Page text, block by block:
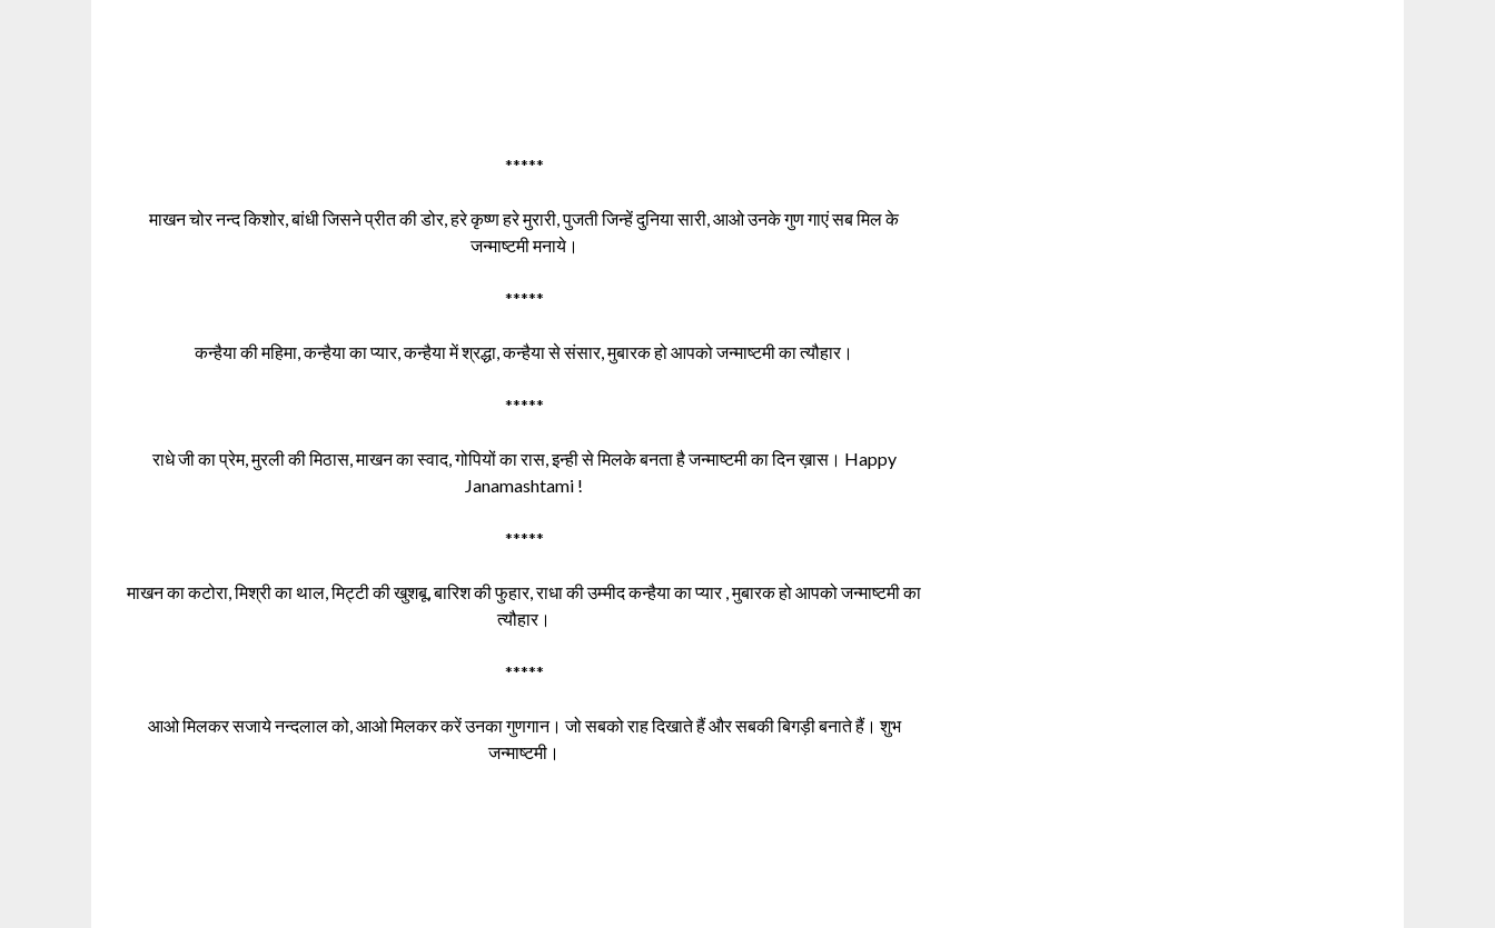
*****
माखन चोर नन्द किशोर, बांधी जिसने प्रीत की डोर, हरे कृष्ण हरे मुरारी, पुजती जिन्हें दुनिया सारी, आओ उनके गुण गाएं सब मिल के
जन्माष्टमी मनाये।
*****
कन्हैया की महिमा, कन्हैया का प्यार, कन्हैया में श्रद्धा, कन्हैया से संसार, मुबारक हो आपको जन्माष्टमी का त्यौहार।
*****
राधे जी का प्रेम, मुरली की मिठास, माखन का स्वाद, गोपियों का रास, इन्ही से मिलके बनता है जन्माष्टमी का दिन ख़ास। Happy
Janamashtami !
*****
माखन का कटोरा, मिश्री का थाल, मिट्टी की खुशबू, बारिश की फुहार, राधा की उम्मीद कन्हैया का प्यार , मुबारक हो आपको जन्माष्टमी का
त्यौहार।
*****
आओ मिलकर सजाये नन्दलाल को, आओ मिलकर करें उनका गुणगान। जो सबको राह दिखाते हैं और सबकी बिगड़ी बनाते हैं। शुभ
जन्माष्टमी।